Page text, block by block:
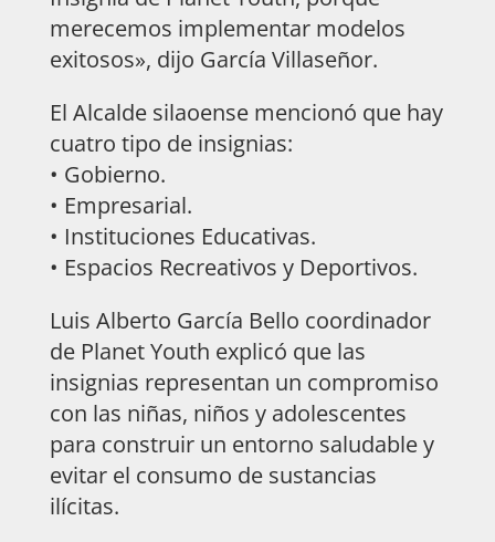
merecemos implementar modelos
exitosos», dijo García Villaseñor.
El Alcalde silaoense mencionó que hay
cuatro tipo de insignias:
• Gobierno.
• Empresarial.
• Instituciones Educativas.
• Espacios Recreativos y Deportivos.
Luis Alberto García Bello coordinador
de Planet Youth explicó que las
insignias representan un compromiso
con las niñas, niños y adolescentes
para construir un entorno saludable y
evitar el consumo de sustancias
ilícitas.